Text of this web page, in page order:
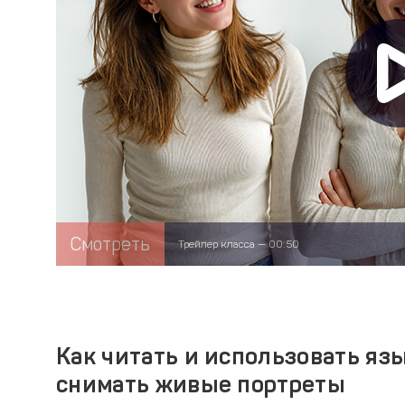
Смотреть Трейлер класса — 00:50
Как читать и использовать
снимать живые портреты